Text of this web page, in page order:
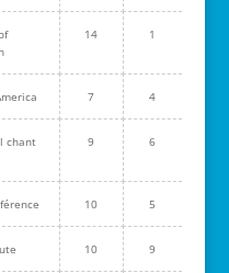
14 1
7 4
chant 9 6
10 5
10 9